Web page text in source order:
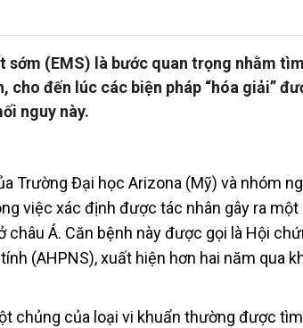
(EMS) là bước quan trọng nhằm
cho đến lúc các biện pháp “hóa giải”
nguy này.
Trường Đại học Arizona (Mỹ) và nhóm
việc xác định được tác nhân gây ra một
châu Á. Căn bệnh này được gọi là Hội
(AHPNS), xuất hiện hơn hai năm qua
chủng của loại vi khuẩn thường được